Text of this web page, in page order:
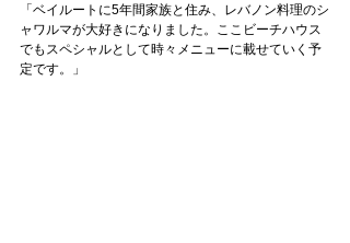
「ベイルートに5年間家族と住み、レバノン料理のシ
ャワルマが大好きになりました。ここビーチハウス
でもスペシャルとして時々メニューに載せていく予
定です。」